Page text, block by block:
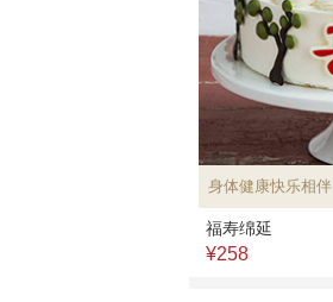
身体健康快乐相伴
福寿绵延
¥258